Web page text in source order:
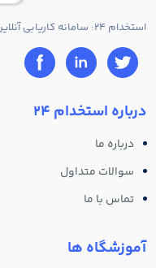
استخدام 24: سامانه کاریابی آنلاین با بیشترین تعداد آگهی استخدام در ایران
درباره استخدام 24
درباره ما
سوالات متداول
تماس با ما
آموزشگاه ها